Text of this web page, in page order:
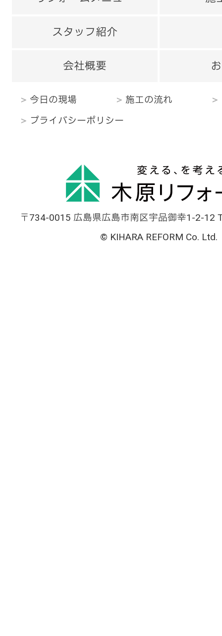
スタッフ紹介
会社概要
今日の現場 施工の流れ
プライバシーポリシー
〒734-0015 広島県広島市南区宇品御幸1-2-12
© KIHARA REFORM Co. Ltd.